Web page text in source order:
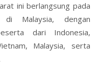
ini berlangsung pada
Malaysia, dengan
dari Indonesia,
Malaysia, serta